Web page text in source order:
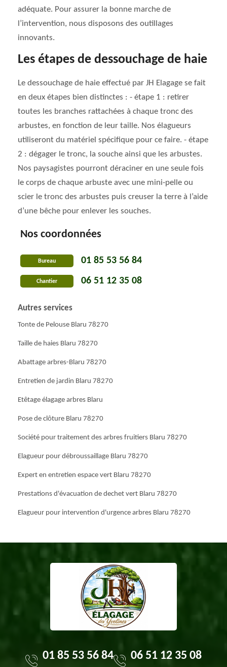
adéquate. Pour assurer la bonne marche de
l’intervention, nous disposons des outillages
innovants.
Les étapes de dessouchage de haie
Le dessouchage de haie effectué par JH Elagage se fait
en deux étapes bien distinctes : - étape 1 : retirer
toutes les branches rattachées à chaque tronc des
arbustes, en fonction de leur taille. Nos élagueurs
utiliseront du matériel spécifique pour ce faire. - étape
2 : dégager le tronc, la souche ainsi que les arbustes.
Nos paysagistes pourront déraciner en une seule fois
le corps de chaque arbuste avec une mini-pelle ou
scier le tronc des arbustes puis creuser la terre à l’aide
d’une bêche pour enlever les souches.
Nos coordonnées
Bureau 01 85 53 56 84
Chantier 06 51 12 35 08
Autres services
Tonte de Pelouse Blaru 78270
Taille de haies Blaru 78270
Abattage arbres-Blaru 78270
Entretien de jardin Blaru 78270
Etêtage élagage arbres Blaru
Pose de clôture Blaru 78270
Société pour traitement des arbres fruitiers Blaru 78270
Elagueur pour débroussaillage Blaru 78270
Expert en entretien espace vert Blaru 78270
Prestations d'évacuation de dechet vert Blaru 78270
Elagueur pour intervention d'urgence arbres Blaru 78270
01 85 53 56 84 06 51 12 35 08